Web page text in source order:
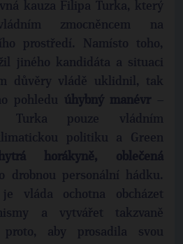
kauza Filipa Turka, který
zmocněncem na
prostředí. Namísto toho,
jiného kandidáta a situaci
důvěry vládě uklidnil, tak
pohledu úhybný manévr –
Turka pouze vládním
politiku a Green
horákyně, oblečená
drobnou personální hádku.
vláda ochotna obcházet
a vytvářet takzvaně
aby prosadila svou